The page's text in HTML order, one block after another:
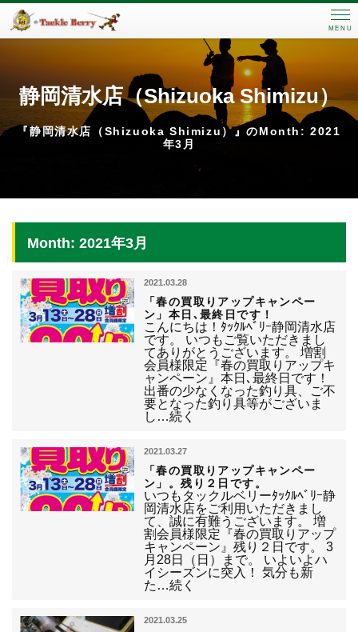
MENU
静岡清水店（Shizuoka Shimizu）
『静岡清水店（Shizuoka Shimizu）』のMonth: 2021
年3月
Month: 2021年3月
2021.03.28
「春の買取りアップキャンペー
ン」本日､最終日です！
こんにちは！ﾀｯｸﾙﾍﾞﾘｰ静岡清水店
です。 いつもご覧いただきまし
てありがとうございます。 増割
会員様限定『春の買取りアップキ
ャンペーン』本日､最終日です！
出番の少なくなった釣り具、ご不
要となった釣り具等がございま
し…続く
2021.03.27
「春の買取りアップキャンペー
ン」。残り２日です。
いつもタックルベリーﾀｯｸﾙﾍﾞﾘｰ静
岡清水店をご利用いただきまし
て、誠に有難うございます。 増
割会員様限定『春の買取りアップ
キャンペーン』残り２日です。 3
月28日（日）まで。 いよいよハ
イシーズンに突入！ 気分も新
た…続く
2021.03.25